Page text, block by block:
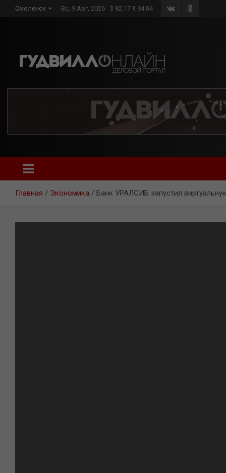
Смоленск Вс, 9 Авг, 2026 $ 82.17 € 94.84
Главная Экономика Банк УРАЛСИБ запустил